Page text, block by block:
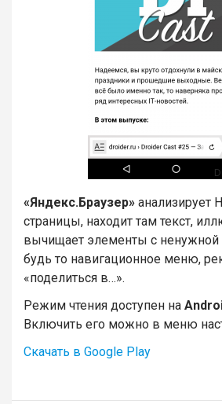
«Яндекс.Браузер» анализирует
страницы, находит там текст,
вычищает элементы с
будь то навигационное меню,
«поделиться в…».
Режим чтения доступен на
Включить его можно в меню
Скачать в Google Play